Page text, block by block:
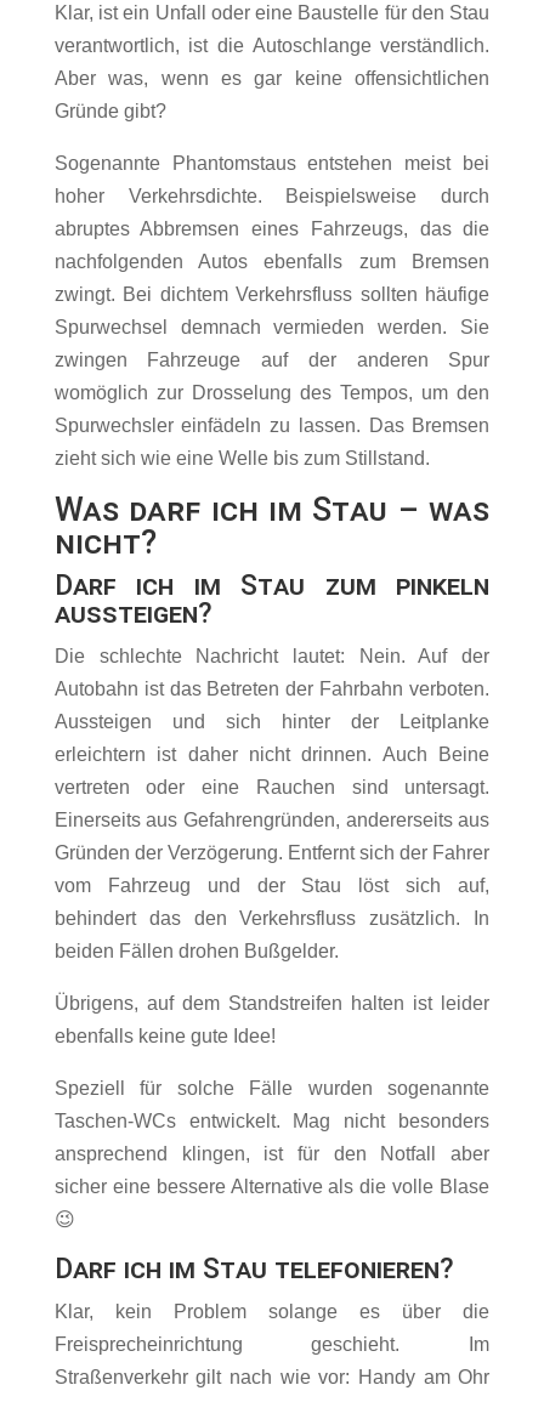
Klar, ist ein Unfall oder eine Baustelle für den Stau
verantwortlich, ist die Autoschlange verständlich.
Aber was, wenn es gar keine offensichtlichen
Gründe gibt?
Sogenannte Phantomstaus entstehen meist bei
hoher Verkehrsdichte. Beispielsweise durch
abruptes Abbremsen eines Fahrzeugs, das die
nachfolgenden Autos ebenfalls zum Bremsen
zwingt. Bei dichtem Verkehrsfluss sollten häufige
Spurwechsel demnach vermieden werden. Sie
zwingen Fahrzeuge auf der anderen Spur
womöglich zur Drosselung des Tempos, um den
Spurwechsler einfädeln zu lassen. Das Bremsen
zieht sich wie eine Welle bis zum Stillstand.
Was darf ich im Stau – was
nicht?
Darf ich im Stau zum pinkeln
aussteigen?
Die schlechte Nachricht lautet: Nein. Auf der
Autobahn ist das Betreten der Fahrbahn verboten.
Aussteigen und sich hinter der Leitplanke
erleichtern ist daher nicht drinnen. Auch Beine
vertreten oder eine Rauchen sind untersagt.
Einerseits aus Gefahrengründen, andererseits aus
Gründen der Verzögerung. Entfernt sich der Fahrer
vom Fahrzeug und der Stau löst sich auf,
behindert das den Verkehrsfluss zusätzlich. In
beiden Fällen drohen Bußgelder.
Übrigens, auf dem Standstreifen halten ist leider
ebenfalls keine gute Idee!
Speziell für solche Fälle wurden sogenannte
Taschen-WCs entwickelt. Mag nicht besonders
ansprechend klingen, ist für den Notfall aber
sicher eine bessere Alternative als die volle Blase
😉
Darf ich im Stau telefonieren?
Klar, kein Problem solange es über die
Freisprecheinrichtung geschieht. Im
Straßenverkehr gilt nach wie vor: Handy am Ohr